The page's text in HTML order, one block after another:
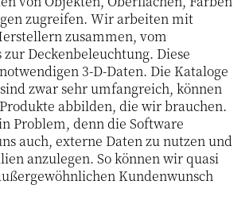
zugreifen. Wir arbeiten mit
zusammen, vom
zur Deckenbeleuchtung. Diese
3-D-Daten. Die Kataloge
zwar sehr umfangreich, können
abbilden, die wir brauchen.
Problem, denn die Software
auch, externe Daten zu nutzen und
anzulegen. So können wir quasi
Kundenwunsch